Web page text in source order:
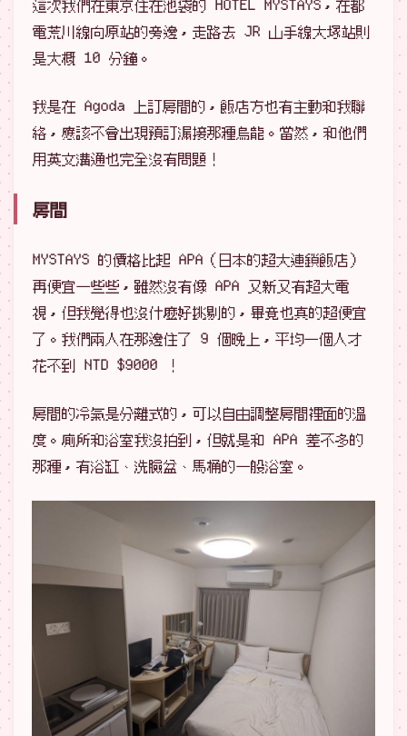
這次我們在東京住在池袋的 HOTEL MYSTAYS，在都
電荒川線向原站的旁邊，走路去 JR 山手線大塚站則
是大概 10 分鐘。
我是在 Agoda 上訂房間的，飯店方也有主動和我聯
絡，應該不會出現預訂漏接那種烏龍。當然，和他們
用英文溝通也完全沒有問題！
房間
MYSTAYS 的價格比起 APA（日本的超大連鎖飯店）
再便宜一些些，雖然沒有像 APA 又新又有超大電
視，但我覺得也沒什麼好挑剔的，畢竟也真的超便宜
了。我們兩人在那邊住了 9 個晚上，平均一個人才
花不到 NTD $9000 ！
房間的冷氣是分離式的，可以自由調整房間裡面的溫
度。廁所和浴室我沒拍到，但就是和 APA 差不多的
那種，有浴缸、洗臉盆、馬桶的一般浴室。